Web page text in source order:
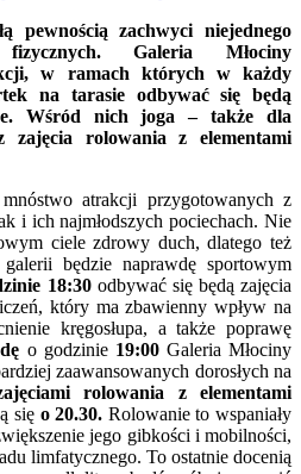
pewnością zachwyci niejednego
Galeria Młociny
w ramach których w każdy
na tarasie odbywać się będą
Wśród nich joga – także dla
zajęcia rolowania z elementami
atrakcji przygotowanych z
i ich najmłodszych pociechach. Nie
ciele zdrowy duch, dlatego też
będzie naprawdę sportowym
18:30odbywać się będą zajęcia
który ma zbawienny wpływ na
kręgosłupa, a także poprawę
o godzinie 19:00Galeria Młociny
zaawansowanych dorosłych na
rolowania z elementami
się o 20.30. Rolowanie to wspaniały
jego gibkości i mobilności,
limfatycznego. To ostatnie docenią